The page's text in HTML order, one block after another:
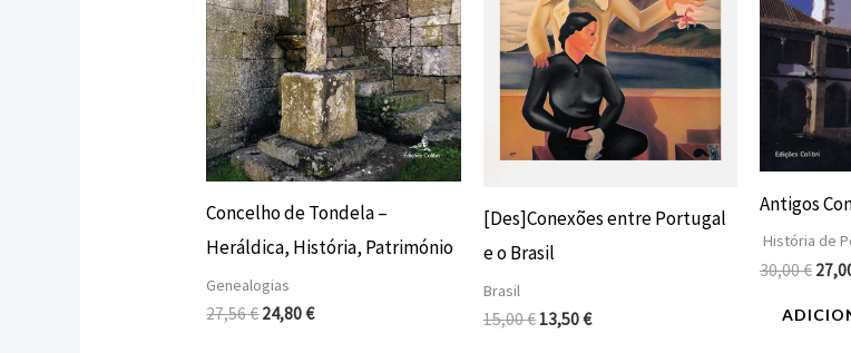
Concelho de Tondela –
Heráldica, História, Património
Genealogias
27,56€24,80€
[Des]Conexões entre Portugal
e o Brasil
Brasil
15,00€ 13,50€
Antigos
História de
30,00€